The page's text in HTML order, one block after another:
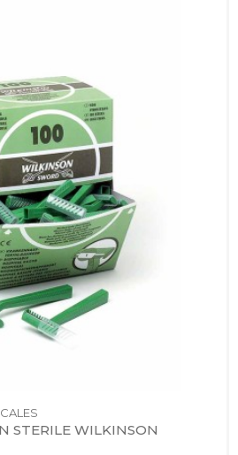
STERILE WILKINSON